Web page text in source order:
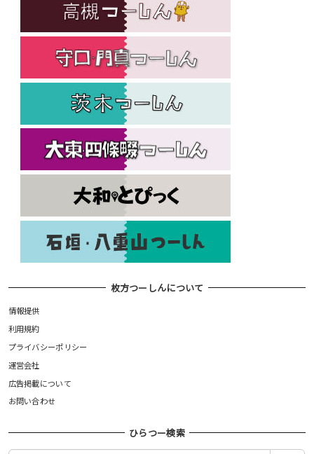
枚方つーしんについて
情報提供
利用規約
プライバシーポリシー
運営会社
広告掲載について
お問い合わせ
ひらつー検索